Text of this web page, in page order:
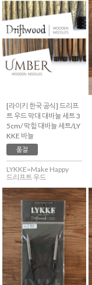
[라이키 한국 공식] 드리프
트 우드 막대 대바늘 세트 3
5cm/ 막힘 대바늘 세트/LY
KKE 바늘
품절
LYKKE=Make Happy
드리프트 우드